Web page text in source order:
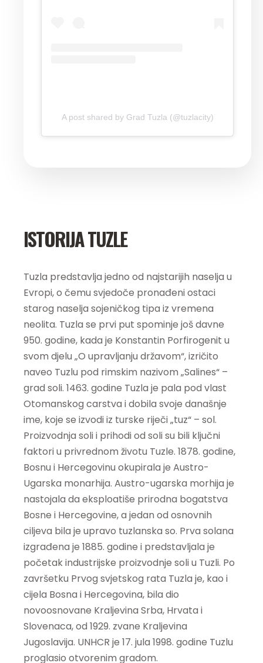
A post shared by Grad Tuzla (@tuzlacity)
ISTORIJA TUZLE
Tuzla predstavlja jedno od najstarijih naselja u
Evropi, o čemu svjedoče pronađeni ostaci
starog naselja sojeničkog tipa iz vremena
neolita. Tuzla se prvi put spominje još davne
950. godine, kada je Konstantin Porfirogenit u
svom djelu „O upravljanju državom“, izričito
naveo Tuzlu pod rimskim nazivom „Salines“ –
grad soli. 1463. godine Tuzla je pala pod vlast
Otomanskog carstva i dobila svoje današnje
ime, koje se izvodi iz turske riječi „tuz“ – sol.
Proizvodnja soli i prihodi od soli su bili ključni
faktori u privrednom životu Tuzle. 1878. godine,
Bosnu i Hercegovinu okupirala je Austro-
Ugarska monarhija. Austro-ugarska morhija je
nastojala da eksploatiše prirodna bogatstva
Bosne i Hercegovine, a jedan od osnovnih
ciljeva bila je upravo tuzlanska so. Prva solana
izgrađena je 1885. godine i predstavljala je
početak industrijske proizvodnje soli u Tuzli. Po
završetku Prvog svjetskog rata Tuzla je, kao i
cijela Bosna i Hercegovina, bila dio
novoosnovane Kraljevina Srba, Hrvata i
Slovenaca, od 1929. zvane Kraljevina
Jugoslavija. UNHCR je 17. jula 1998. godine Tuzlu
proglasio otvorenim gradom.